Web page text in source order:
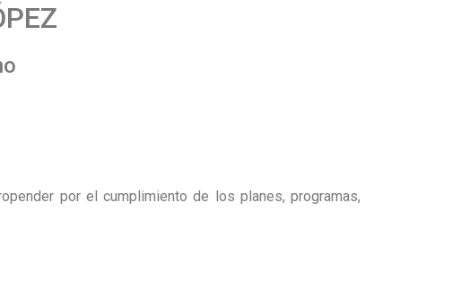
por el cumplimiento de los planes, programas,